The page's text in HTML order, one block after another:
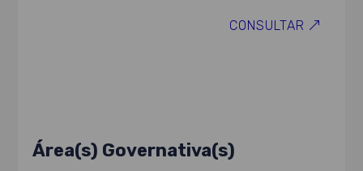
CONSULTAR
Área(s) Governativa(s)